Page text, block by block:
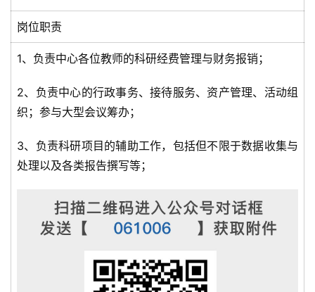
岗位职责
1、负责中心各位教师的科研经费管理与财务报销；
2、负责中心的行政事务、接待服务、资产管理、活动组
织；参与大型会议筹办；
3、负责科研项目的辅助工作，包括但不限于数据收集与
处理以及各类报告撰写等；